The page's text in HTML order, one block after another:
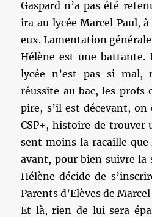
Gaspard n’a pas été
ira au lycée Marcel Paul,
eux. Lamentation générale
Hélène est une battante.
lycée n’est pas si mal,
réussite au bac, les
pire, s’il est décevant, on
CSP+, histoire de trouver
sent moins la racaille que
avant, pour bien suivre la
Hélène décide de
Parents d’Elèves de
Et là, rien de lui sera